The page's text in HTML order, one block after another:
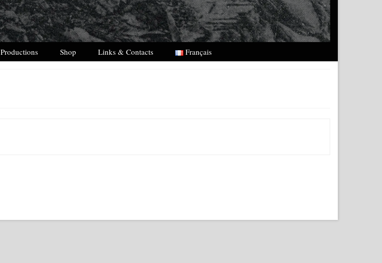
Productions Shop Links & Contacts Français